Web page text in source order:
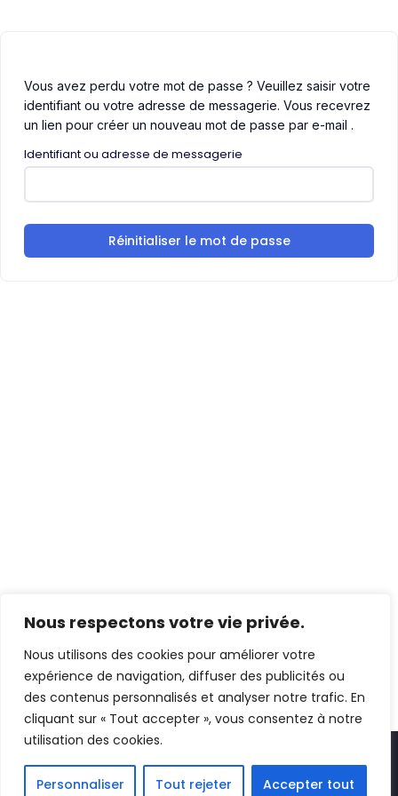
Nous respectons votre vie privée.
Nous utilisons des cookies pour améliorer votre
expérience de navigation, diffuser des publicités ou
des contenus personnalisés et analyser notre trafic. En
cliquant sur « Tout accepter », vous consentez à notre
utilisation des cookies.
Personnaliser Tout rejeter Accepter tout
Vous avez perdu votre mot de passe ? Veuillez saisir votre
identifiant ou votre adresse de messagerie. Vous recevrez
un lien pour créer un nouveau mot de passe par e-mail .
Identifiant ou adresse de messagerie
Réinitialiser le mot de passe